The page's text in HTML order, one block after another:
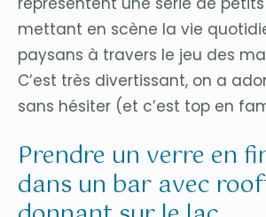
mettant en scène la vie
paysans à travers le jeu des
C’est très divertissant, on a
sans hésiter (et c’est top en
Prendre un verre en
dans un bar avec